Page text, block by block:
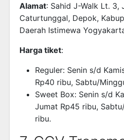
Alamat: Sahid J-Walk Lt. 3,
Caturtunggal, Depok,
Daerah Istimewa
Harga tiket:
Reguler: Senin s/d
Rp40 ribu, Sabtu/
Sweet Box: Senin s/d
Jumat Rp45 ribu,
ribu.